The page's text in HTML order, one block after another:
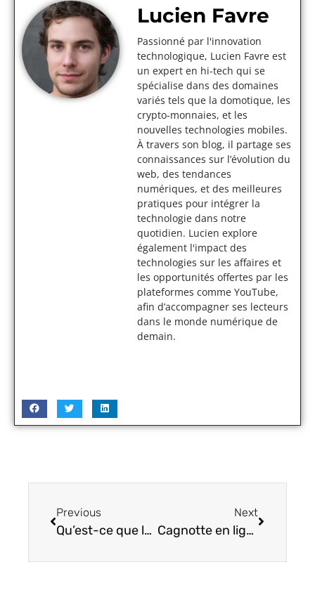
Lucien Favre
Passionné par l'innovation
technologique, Lucien Favre est
un expert en hi-tech qui se
spécialise dans des domaines
variés tels que la domotique, les
crypto-monnaies, et les
nouvelles technologies mobiles.
À travers son blog, il partage ses
connaissances sur l’évolution du
web, des tendances
numériques, et des meilleures
pratiques pour intégrer la
technologie dans notre
quotidien. Lucien explore
également l'impact des
technologies sur les affaires et
les opportunités offertes par les
plateformes comme YouTube,
afin d’accompagner ses lecteurs
dans le monde numérique de
demain.
Previous
Qu’est-ce que le community management ?
Next
Cagnotte en ligne : mon avis sur la cagnotte Leetchi